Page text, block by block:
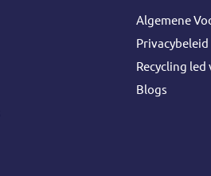
Algemene
Privacybeleid
Recycling
Blogs